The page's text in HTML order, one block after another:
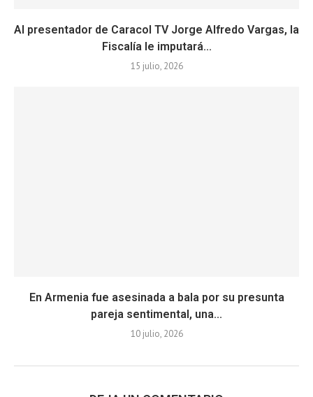
Al presentador de Caracol TV Jorge Alfredo Vargas, la
Fiscalía le imputará...
15 julio, 2026
En Armenia fue asesinada a bala por su presunta
pareja sentimental, una...
10 julio, 2026